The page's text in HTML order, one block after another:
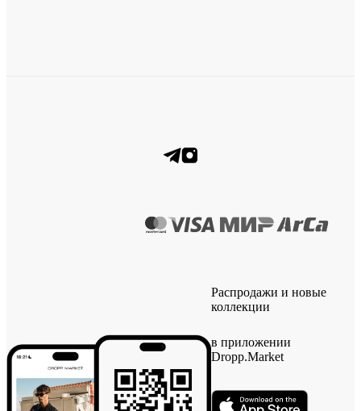
Распродажи и новые
коллекции
в приложении
Dropp.Market